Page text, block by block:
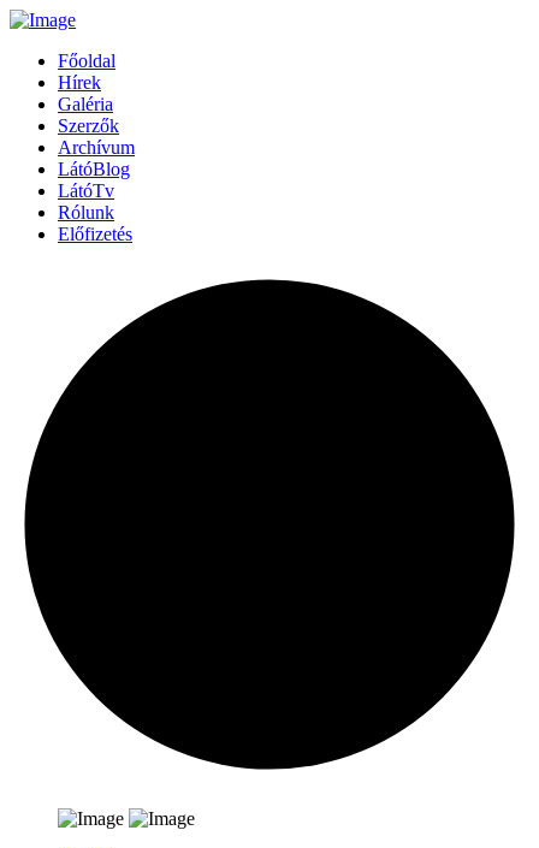
Főoldal
Hírek
Galéria
Szerzők
Archívum
LátóBlog
LátóTv
Rólunk
Előfizetés